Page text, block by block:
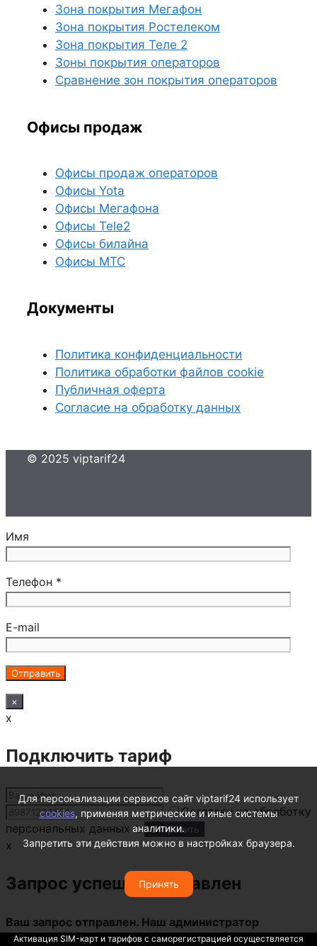
Зона покрытия Мегафон
Зона покрытия Ростелеком
Зона покрытия Теле 2
Зоны покрытия операторов
Сравнение зон покрытия операторов
Офисы продаж
Офисы продаж операторов
Офисы Yota
Офисы Мегафона
Офисы Tele2
Офисы билайна
Офисы МТС
Документы
Политика конфиденциальности
Политика обработки файлов cookie
Публичная оферта
Согласие на обработку данных
© 2025 viptarif24
Имя
Телефон *
E-mail
×
x
Подключить тариф
Согласен на обработку
персональных данных *.
x
Запрос успешно отправлен
Ваш запрос отправлен. Наш администратор
свяжется с вами в ближайшее время!
Активация SIM-карт и тарифов с саморегистрацией осуществляется
Для персонализации сервисов сайт viptarif24 использует
cookies, применяя метрические и иные системы
аналитики.
Запретить эти действия можно в настройках браузера.
Принять